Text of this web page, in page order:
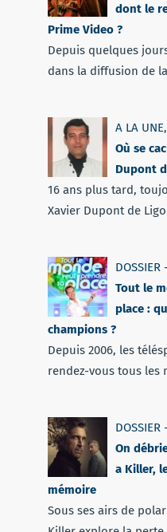
dont le
Prime Video ?
Depuis quelques
dans la diffusion de
A LA UNE,
Où se
Dupont
16 ans plus tard,
Xavier Dupont de
DOSSIER
Tout le
place :
champions ?
Depuis 2006, les
rendez-vous tous les
DOSSIER
On
a Killer,
mémoire
Sous ses airs de